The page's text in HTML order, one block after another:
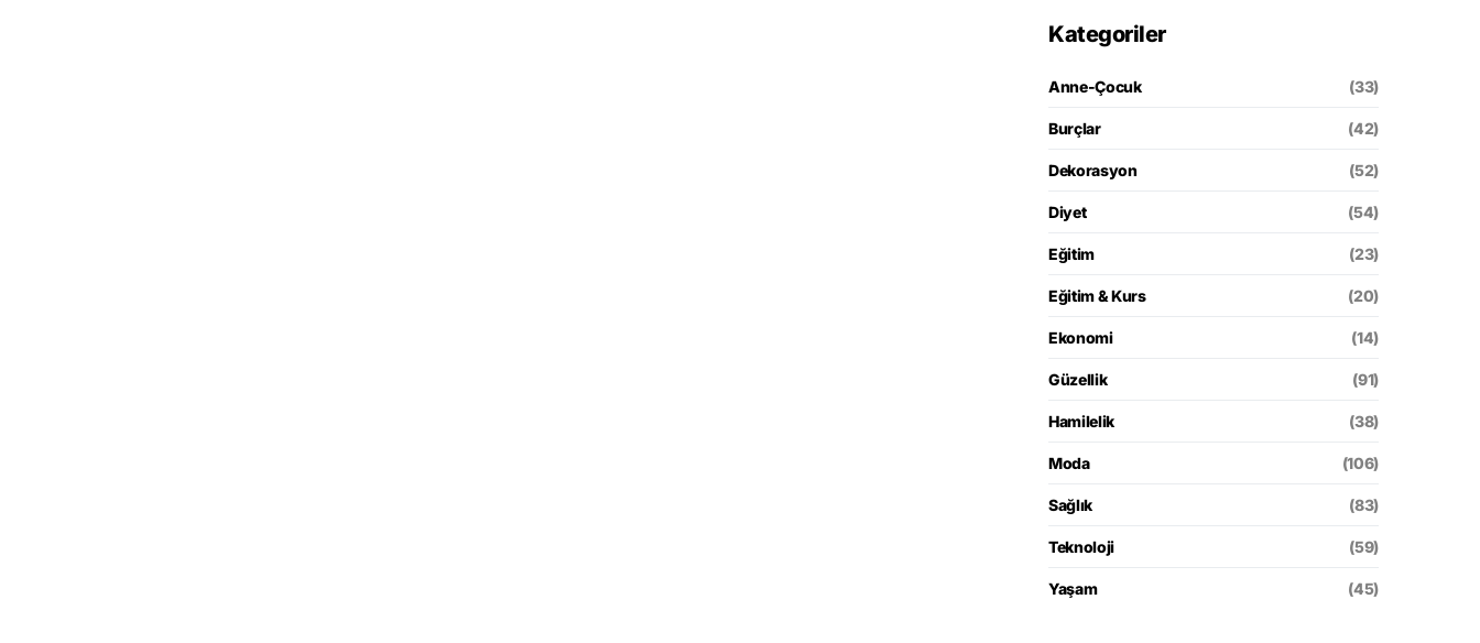
Kategoriler
Anne-Çocuk (33)
Burçlar (42)
Dekorasyon (52)
Diyet (54)
Eğitim (23)
Eğitim & Kurs (20)
Ekonomi (14)
Güzellik (91)
Hamilelik (38)
Moda (106)
Sağlık (83)
Teknoloji (59)
Yaşam (45)